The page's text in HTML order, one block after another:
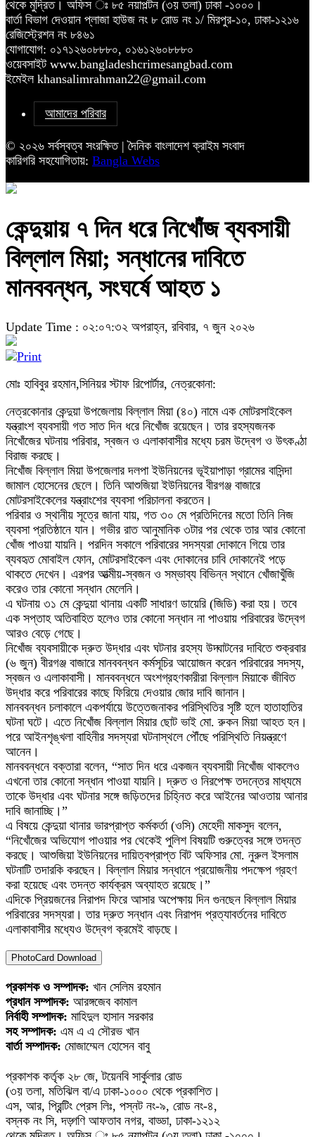
থেকে মুদ্রিত। অফিস ঃ ৮৫ নয়াপল্টন (৩য় তলা) ঢাকা -১০০০।
বার্তা বিভাগ দেওয়ান প্লাজা হাউজ নং ৮ রোড নং ১/ মিরপুর-১০, ঢাকা-১২১৬
রেজিস্ট্রেশন নং ৮৪৬১
যোগাযোগ: ০১৭১২৬০৮৮৮০, ০১৬১২৬০৮৮৮০
ওয়েবসাইট www.bangladeshcrimesangbad.com
ইমেইল khansalimrahman22@gmail.com
আমাদের পরিবার
© ২০২৬ সর্বস্বত্ব সংরক্ষিত | দৈনিক বাংলাদেশ ক্রাইম সংবাদ
কারিগরি সহযোগিতায়: Bangla Webs
কেন্দুয়ায় ৭ দিন ধরে নিখোঁজ ব্যবসায়ী
বিল্লাল মিয়া; সন্ধানের দাবিতে
মানববন্ধন, সংঘর্ষে আহত ১
Update Time : ০২:০৭:৩২ অপরাহ্ন, রবিবার, ৭ জুন ২০২৬
মোঃ হাবিবুর রহমান,সিনিয়র স্টাফ রিপোর্টার, নেত্রকোনা:
নেত্রকোনার কেন্দুয়া উপজেলায় বিল্লাল মিয়া (৪০) নামে এক মোটরসাইকেল
যন্ত্রাংশ ব্যবসায়ী গত সাত দিন ধরে নিখোঁজ রয়েছেন। তার রহস্যজনক
নিখোঁজের ঘটনায় পরিবার, স্বজন ও এলাকাবাসীর মধ্যে চরম উদ্বেগ ও উৎকণ্ঠা
বিরাজ করছে।
নিখোঁজ বিল্লাল মিয়া উপজেলার দলপা ইউনিয়নের ভূইয়াপাড়া গ্রামের বাসিন্দা
জামাল হোসেনের ছেলে। তিনি আশুজিয়া ইউনিয়নের বীরগঞ্জ বাজারে
মোটরসাইকেলের যন্ত্রাংশের ব্যবসা পরিচালনা করতেন।
পরিবার ও স্থানীয় সূত্রে জানা যায়, গত ৩০ মে প্রতিদিনের মতো তিনি নিজ
ব্যবসা প্রতিষ্ঠানে যান। গভীর রাত আনুমানিক ৩টার পর থেকে তার আর কোনো
খোঁজ পাওয়া যায়নি। পরদিন সকালে পরিবারের সদস্যরা দোকানে গিয়ে তার
ব্যবহৃত মোবাইল ফোন, মোটরসাইকেল এবং দোকানের চাবি দোকানেই পড়ে
থাকতে দেখেন। এরপর আত্মীয়-স্বজন ও সম্ভাব্য বিভিন্ন স্থানে খোঁজাখুঁজি
করেও তার কোনো সন্ধান মেলেনি।
এ ঘটনায় ৩১ মে কেন্দুয়া থানায় একটি সাধারণ ডায়েরি (জিডি) করা হয়। তবে
এক সপ্তাহ অতিবাহিত হলেও তার কোনো সন্ধান না পাওয়ায় পরিবারের উদ্বেগ
আরও বেড়ে গেছে।
নিখোঁজ ব্যবসায়ীকে দ্রুত উদ্ধার এবং ঘটনার রহস্য উদ্ঘাটনের দাবিতে শুক্রবার
(৬ জুন) বীরগঞ্জ বাজারে মানববন্ধন কর্মসূচির আয়োজন করেন পরিবারের সদস্য,
স্বজন ও এলাকাবাসী। মানববন্ধনে অংশগ্রহণকারীরা বিল্লাল মিয়াকে জীবিত
উদ্ধার করে পরিবারের কাছে ফিরিয়ে দেওয়ার জোর দাবি জানান।
মানববন্ধন চলাকালে একপর্যায়ে উত্তেজনাকর পরিস্থিতির সৃষ্টি হলে হাতাহাতির
ঘটনা ঘটে। এতে নিখোঁজ বিল্লাল মিয়ার ছোট ভাই মো. রুকন মিয়া আহত হন।
পরে আইনশৃঙ্খলা বাহিনীর সদস্যরা ঘটনাস্থলে পৌঁছে পরিস্থিতি নিয়ন্ত্রণে
আনেন।
মানববন্ধনে বক্তারা বলেন, “সাত দিন ধরে একজন ব্যবসায়ী নিখোঁজ থাকলেও
এখনো তার কোনো সন্ধান পাওয়া যায়নি। দ্রুত ও নিরপেক্ষ তদন্তের মাধ্যমে
তাকে উদ্ধার এবং ঘটনার সঙ্গে জড়িতদের চিহ্নিত করে আইনের আওতায় আনার
দাবি জানাচ্ছি।”
এ বিষয়ে কেন্দুয়া থানার ভারপ্রাপ্ত কর্মকর্তা (ওসি) মেহেদী মাকসুদ বলেন,
“নিখোঁজের অভিযোগ পাওয়ার পর থেকেই পুলিশ বিষয়টি গুরুত্বের সঙ্গে তদন্ত
করছে। আশুজিয়া ইউনিয়নের দায়িত্বপ্রাপ্ত বিট অফিসার মো. নুরুল ইসলাম
ঘটনাটি তদারকি করছেন। বিল্লাল মিয়ার সন্ধানে প্রয়োজনীয় পদক্ষেপ গ্রহণ
করা হয়েছে এবং তদন্ত কার্যক্রম অব্যাহত রয়েছে।”
এদিকে প্রিয়জনের নিরাপদ ফিরে আসার অপেক্ষায় দিন গুনছেন বিল্লাল মিয়ার
পরিবারের সদস্যরা। তার দ্রুত সন্ধান এবং নিরাপদ প্রত্যাবর্তনের দাবিতে
এলাকাবাসীর মধ্যেও উদ্বেগ ক্রমেই বাড়ছে।
PhotoCard Download
প্রকাশক ও সম্পাদক: খান সেলিম রহমান
প্রধান সম্পাদক: আরঙ্গজেব কামাল
নির্বাহী সম্পাদক: মাহিদুল হাসান সরকার
সহ সম্পাদক: এম এ এ সৌরভ খান
বার্তা সম্পাদক: মোজাম্মেল হোসেন বাবু
প্রকাশক কর্তৃক ২৮ জে, টয়েনবি সার্কুলার রোড
(৩য় তলা, মতিঝিল বা/এ ঢাকা-১০০০ থেকে প্রকাশিত।
এস, আর, প্রিন্টিং প্রেস লিঃ, পস্নট নং-৯, রোড নং-৪,
বস্নক নং সি, দড়্গণি আফতাব নগর, বাড্ডা, ঢাকা-১২১২